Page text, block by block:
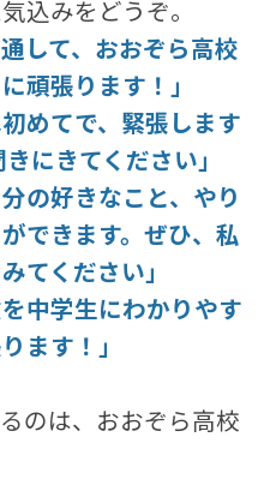
込みをどうぞ。
して、おおぞら高校
頑張ります！」
めてで、緊張します
にきてください」
の好きなこと、やり
できます。ぜひ、私
てください」
中学生にわかりやす
ます！」
のは、おおぞら高校